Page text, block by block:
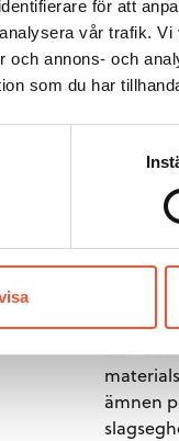
för att
vår trafik.
och annons- och
som du har
Den
ämnen